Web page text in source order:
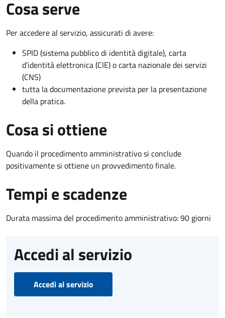
Cosa serve
Per accedere al servizio, assicurati di avere:
SPID (sistema pubblico di identità digitale), carta
d’identità elettronica (CIE) o carta nazionale dei servizi
(CNS)
tutta la documentazione prevista per la presentazione
della pratica.
Cosa si ottiene
Quando il procedimento amministrativo si conclude
positivamente si ottiene un provvedimento finale.
Tempi e scadenze
Durata massima del procedimento amministrativo: 90 giorni
Accedi al servizio
Accedi al servizio